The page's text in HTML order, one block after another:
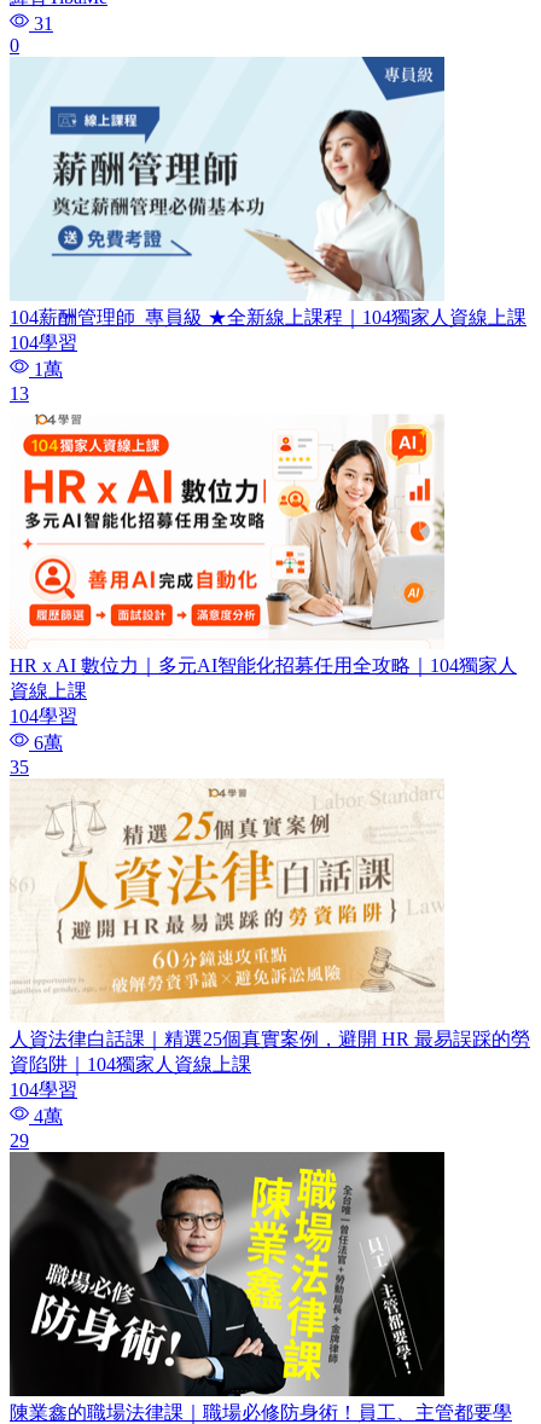
31
0
104薪酬管理師_專員級 ★全新線上課程｜104獨家人資線上課
104學習
1萬
13
HR x AI 數位力｜多元AI智能化招募任用全攻略｜104獨家人
資線上課
104學習
6萬
35
人資法律白話課｜精選25個真實案例，避開 HR 最易誤踩的勞
資陷阱｜104獨家人資線上課
104學習
4萬
29
陳業鑫的職場法律課｜職場必修防身術！員工、主管都要學